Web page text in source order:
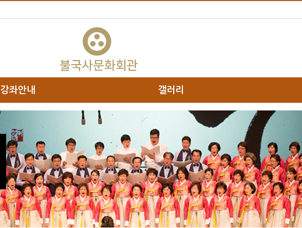
강좌안내 갤러리
하위분류